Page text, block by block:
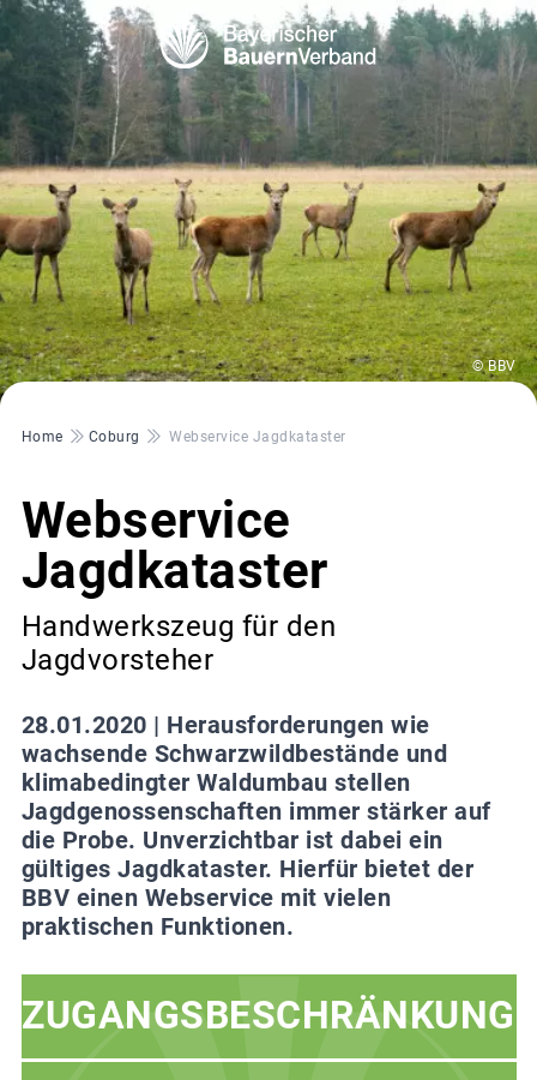
© BBV
Pfadnavigation
Home Coburg Webservice Jagdkataster
Webservice
Jagdkataster
Handwerkszeug für den
Jagdvorsteher
28.01.2020 | Herausforderungen wie
wachsende Schwarzwildbestände und
klimabedingter Waldumbau stellen
Jagdgenossenschaften immer stärker auf
die Probe. Unverzichtbar ist dabei ein
gültiges Jagdkataster. Hierfür bietet der
BBV einen Webservice mit vielen
praktischen Funktionen.
ZUGANGSBESCHRÄNKUNG